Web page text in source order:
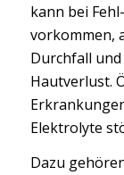
kann bei
vorkommen,
Durchfall
Hautverlust.
Elektrolyte
Dazu